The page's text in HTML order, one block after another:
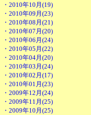
・2010年10月(19)
・2010年09月(23)
・2010年08月(21)
・2010年07月(20)
・2010年06月(24)
・2010年05月(22)
・2010年04月(20)
・2010年03月(24)
・2010年02月(17)
・2010年01月(23)
・2009年12月(24)
・2009年11月(25)
・2009年10月(25)